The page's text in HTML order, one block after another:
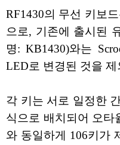
RF1430의 무선 키보
으로, 기존에 출시된
명: KB1430)와는
LED로 변경된 것을
각 키는 서로 일정한
식으로 배치되어 오타
와 동일하게 106키가